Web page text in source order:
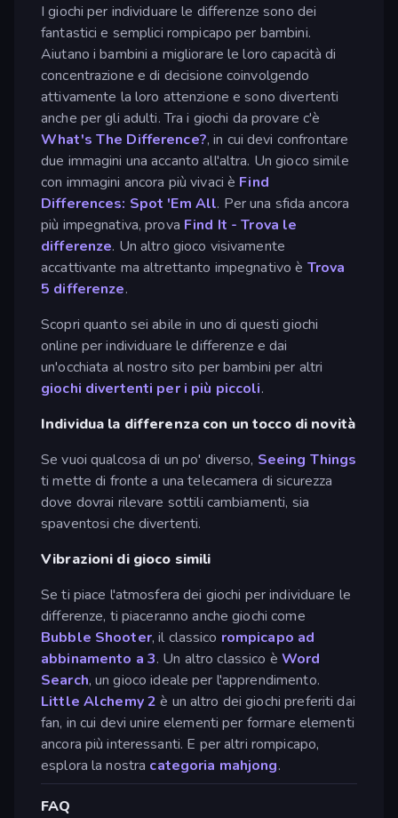
I giochi per individuare le differenze sono dei
fantastici e semplici rompicapo per bambini.
Aiutano i bambini a migliorare le loro capacità di
concentrazione e di decisione coinvolgendo
attivamente la loro attenzione e sono divertenti
anche per gli adulti. Tra i giochi da provare c'è
What's The Difference?, in cui devi confrontare
due immagini una accanto all'altra. Un gioco simile
con immagini ancora più vivaci è Find
Differences: Spot 'Em All. Per una sfida ancora
più impegnativa, prova Find It - Trova le
differenze. Un altro gioco visivamente
accattivante ma altrettanto impegnativo è Trova
5 differenze.
Scopri quanto sei abile in uno di questi giochi
online per individuare le differenze e dai
un'occhiata al nostro sito per bambini per altri
giochi divertenti per i più piccoli.
Individua la differenza con un tocco di novità
Se vuoi qualcosa di un po' diverso, Seeing Things
ti mette di fronte a una telecamera di sicurezza
dove dovrai rilevare sottili cambiamenti, sia
spaventosi che divertenti.
Vibrazioni di gioco simili
Se ti piace l'atmosfera dei giochi per individuare le
differenze, ti piaceranno anche giochi come
Bubble Shooter, il classico rompicapo ad
abbinamento a 3. Un altro classico è Word
Search, un gioco ideale per l'apprendimento.
Little Alchemy 2 è un altro dei giochi preferiti dai
fan, in cui devi unire elementi per formare elementi
ancora più interessanti. E per altri rompicapo,
esplora la nostra categoria mahjong.
FAQ